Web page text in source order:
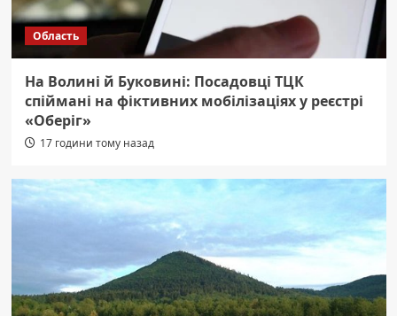
Область
На Волині й Буковині: Посадовці ТЦК
спіймані на фіктивних мобілізаціях у реєстрі
«Оберіг»
17 години тому назад